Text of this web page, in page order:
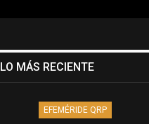
LO MÁS RECIENTE
EFEMÉRIDE QRP